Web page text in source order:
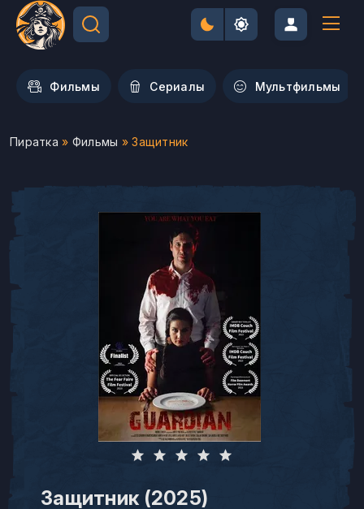
Фильмы Сериалы Мультфильмы
Пиратка » Фильмы » Защитник
Защитник (2025)